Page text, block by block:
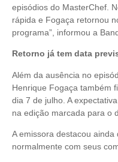
episódios do MasterChef.
rápida e Fogaça retornou
programa”, informou a
Retorno já tem data
Além da ausência no
Henrique Fogaça também
dia 7 de julho. A
na edição marcada para o
A emissora destacou
normalmente com seus